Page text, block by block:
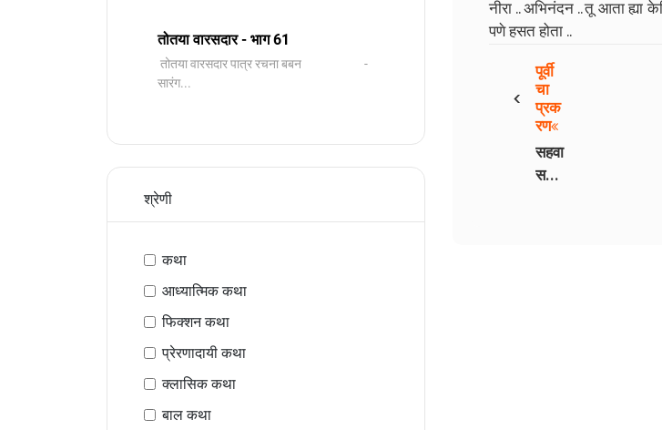
तोतया वारसदार - भाग 61
तोतया वारसदार पात्र रचना बबन -
सारंग...
श्रेणी
कथा
आध्यात्मिक कथा
फिक्शन कथा
प्रेरणादायी कथा
क्लासिक कथा
बाल कथा
नीरा .. अभिनंदन .. तू आता ह्या
पणे हसत होता ..
‹
पूर्वी
चा
प्रक
रण
सहवा
स